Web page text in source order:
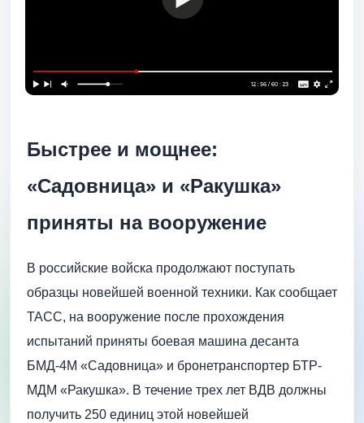
Быстрее и мощнее:
«Садовница» и «Ракушка»
приняты на вооружение
В российские войска продолжают поступать
образцы новейшей военной техники. Как сообщает
ТАСС, на вооружение после прохождения
испытаний приняты боевая машина десанта
БМД-4М «Садовница» и бронетранспортер БТР-
МДМ «Ракушка». В течение трех лет ВДВ должны
получить 250 единиц этой новейшей